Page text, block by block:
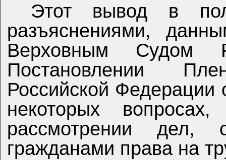
Этот вывод в
разъяснениями,
Верховным Судом
Постановлении
Российской Федерации
некоторых
рассмотрении дел,
гражданами права на